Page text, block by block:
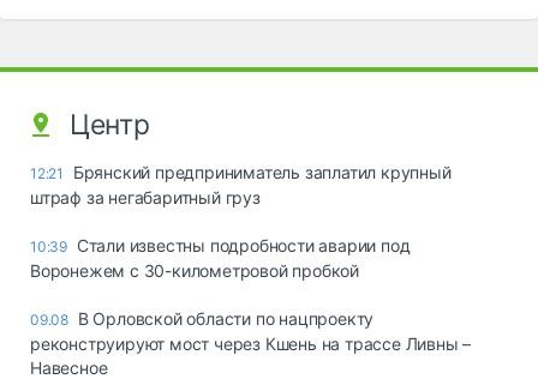
Центр
12:21
Брянский предприниматель заплатил крупный
штраф за негабаритный груз
10:39 Стали известны подробности аварии под
Воронежем с 30-километровой пробкой
09.08 В Орловской области по нацпроекту
реконструируют мост через Кшень на трассе Ливны –
Навесное